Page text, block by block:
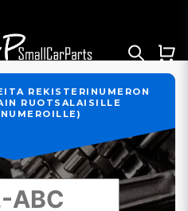
REKISTERINUMERON
RUOTSALAISILLE